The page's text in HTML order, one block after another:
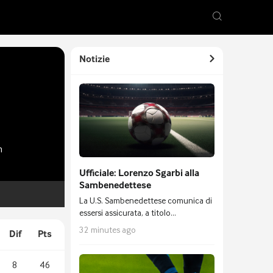
Dif Pts
8 46
Notizie
Ufficiale: Lorenzo Sgarbi alla
Sambenedettese
La U.S. Sambenedettese comunica di
essersi assicurata, a titolo
temporaneo, il diritto alle prestazioni
Napoli. Attaccante nativo di Bolzano,
32 minutes ago